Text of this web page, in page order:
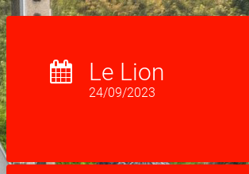
Le Lion
24/09/2023